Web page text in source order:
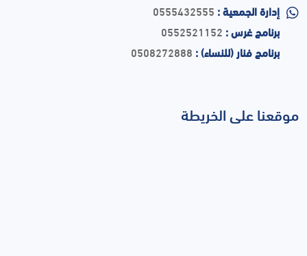
إدارة الجمعية : 0555432555
برنامج غرس : 0552521152
برنامج فنار (للنساء) : 0508272888
موقعنا على الخريطة